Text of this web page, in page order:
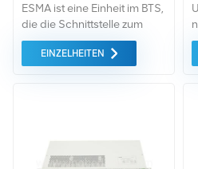
ESMA ist eine Einheit im BTS,
die die Schnittstelle zum
Transportnetz bereitstellt
EINZELHEITEN